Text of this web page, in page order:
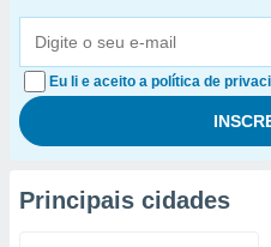
Eu li e aceito a política de
Principais cidades